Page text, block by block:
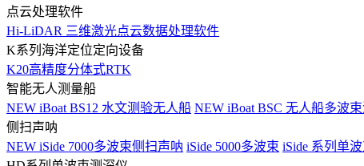
点云处理软件
Hi-LiDAR 三维激光点云数据处理软件
K系列海洋定位定向设备
K20高精度分体式RTK
智能无人测量船
NEW iBoat BS12 水文测验无人船 NEW iBoat BSC 无人船多波
侧扫声呐
NEW iSide 7000多波束侧扫声呐 iSide 5000多波束 iSide 系列单